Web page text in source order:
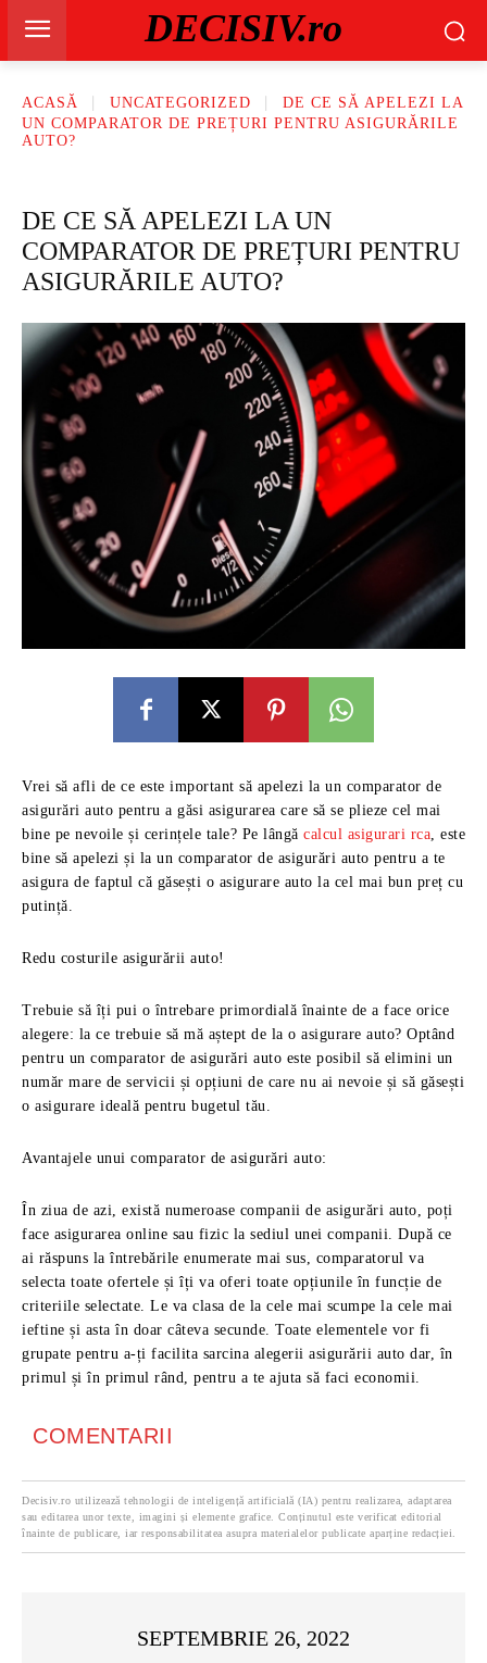
DECISIV.ro
ACASĂ UNCATEGORIZED
DE CE SĂ APELEZI LA
UN COMPARATOR DE PREȚURI PENTRU ASIGURĂRILE
AUTO?
DE CE SĂ APELEZI LA UN
COMPARATOR DE PREȚURI PENTRU
ASIGURĂRILE AUTO?
Vrei să afli de ce este important să apelezi la un comparator de
asigurări auto pentru a găsi asigurarea care să se plieze cel mai
bine pe nevoile și cerințele tale? Pe lângă calcul asigurari rca, este
bine să apelezi și la un comparator de asigurări auto pentru a te
asigura de faptul că găsești o asigurare auto la cel mai bun preț cu
putință.
Redu costurile asigurării auto!
Trebuie să îți pui o întrebare primordială înainte de a face orice
alegere: la ce trebuie să mă aștept de la o asigurare auto? Optând
pentru un comparator de asigurări auto este posibil să elimini un
număr mare de servicii și opțiuni de care nu ai nevoie și să găsești
o asigurare ideală pentru bugetul tău.
Avantajele unui comparator de asigurări auto:
În ziua de azi, există numeroase companii de asigurări auto, poți
face asigurarea online sau fizic la sediul unei companii. După ce
ai răspuns la întrebările enumerate mai sus, comparatorul va
selecta toate ofertele și îți va oferi toate opțiunile în funcție de
criteriile selectate. Le va clasa de la cele mai scumpe la cele mai
ieftine și asta în doar câteva secunde. Toate elementele vor fi
grupate pentru a-ți facilita sarcina alegerii asigurării auto dar, în
primul și în primul rând, pentru a te ajuta să faci economii.
COMENTARII
Decisiv.ro utilizează tehnologii de inteligență artificială (IA) pentru realizarea, adaptarea
sau editarea unor texte, imagini și elemente grafice. Conținutul este verificat editorial
înainte de publicare, iar responsabilitatea asupra materialelor publicate aparține redacției.
SEPTEMBRIE 26, 2022